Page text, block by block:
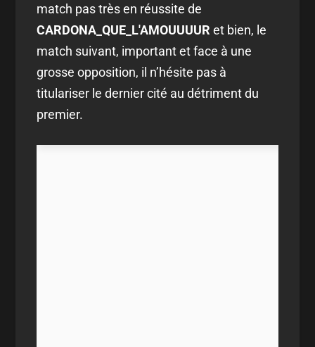
match pas très en réussite de
CARDONA_QUE_L'AMOUUUUR et bien, le
match suivant, important et face à une
grosse opposition, il n’hésite pas à
titulariser le dernier cité au détriment du
premier.